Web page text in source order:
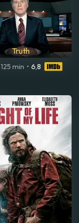
Truth
125 min • 6,8